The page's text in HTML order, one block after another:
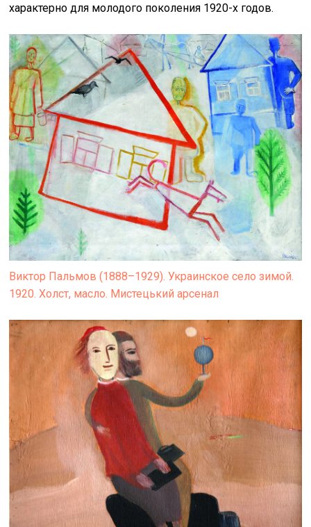
характерно для молодого поколения 1920-х годов.
Виктор Пальмов (1888–1929). Украинское село зимой.
1920. Холст, масло. Мистецький арсенал